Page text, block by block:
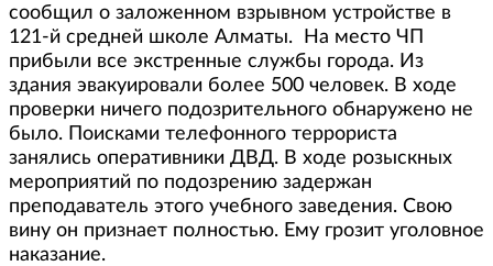
сообщил о заложенном взрывном устройстве в
121-й средней школе Алматы. На место ЧП
прибыли все экстренные службы города. Из
здания эвакуировали более 500 человек. В ходе
проверки ничего подозрительного обнаружено не
было. Поисками телефонного террориста
занялись оперативники ДВД. В ходе розыскных
мероприятий по подозрению задержан
преподаватель этого учебного заведения. Свою
вину он признает полностью. Ему грозит уголовное
наказание.